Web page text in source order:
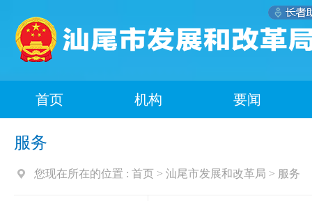
首页 机构 要闻
服务
您现在所在的位置 : 首页 > 汕尾市发展和改革局 > 服务